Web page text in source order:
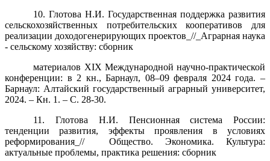
10. Глотова Н.И. Государственная поддержка развития
сельскохозяйственных потребительских кооперативов для
реализации доходогенерирующих проектов_//_Аграрная наука
- сельскому хозяйству: сборник
материалов XIX Международной научно-практической
конференции: в 2 кн., Барнаул, 08–09 февраля 2024 года. –
Барнаул: Алтайский государственный аграрный университет,
2024. – Кн. 1. – С. 28-30.
11. Глотова Н.И. Пенсионная система России:
тенденции развития, эффекты проявления в условиях
реформирования_// Общество. Экономика. Культура:
актуальные проблемы, практика решения: сборник